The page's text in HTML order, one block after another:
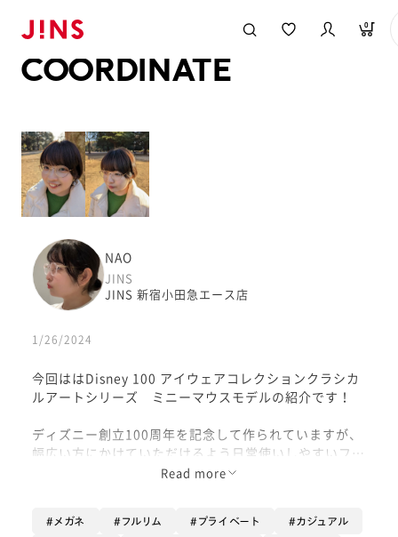
0
COORDINATE
NAO
JINS
JINS 新宿小田急エース店
1/26/2024
今回ははDisney 100 アイウェアコレクションクラシカ
ルアートシリーズ ミニーマウスモデルの紹介です！
ディズニー創立100周年を記念して作られていますが、
幅広い方にかけていただけるよう日常使いしやすいフレ
ームになっています！
ームになっています🥰
Read more
メガネ フルリム プライベート カジュアル